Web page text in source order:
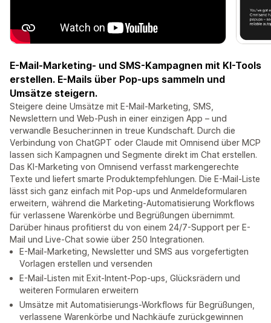
E-Mail-Marketing- und SMS-Kampagnen mit KI-Tools
erstellen. E-Mails über Pop-ups sammeln und
Umsätze steigern.
Steigere deine Umsätze mit E-Mail-Marketing, SMS,
Newslettern und Web-Push in einer einzigen App – und
verwandle Besucher:innen in treue Kundschaft. Durch die
Verbindung von ChatGPT oder Claude mit Omnisend über MCP
lassen sich Kampagnen und Segmente direkt im Chat erstellen.
Das KI-Marketing von Omnisend verfasst markengerechte
Texte und liefert smarte Produktempfehlungen. Die E-Mail-Liste
lässt sich ganz einfach mit Pop-ups und Anmeldeformularen
erweitern, während die Marketing-Automatisierung Workflows
für verlassene Warenkörbe und Begrüßungen übernimmt.
Darüber hinaus profitierst du von einem 24/7-Support per E-
Mail und Live-Chat sowie über 250 Integrationen.
E-Mail-Marketing, Newsletter und SMS aus vorgefertigten
Vorlagen erstellen und versenden
E-Mail-Listen mit Exit-Intent-Pop-ups, Glücksrädern und
weiteren Formularen erweitern
Umsätze mit Automatisierungs-Workflows für Begrüßungen,
verlassene Warenkörbe und Nachkäufe zurückgewinnen